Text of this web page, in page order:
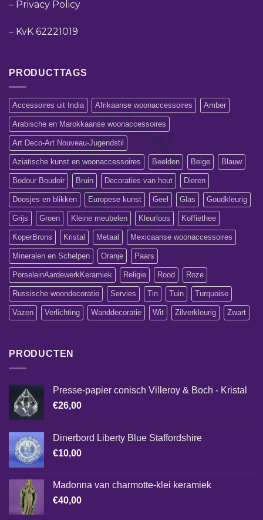
– Privacy Policy
– KvK 62221019
PRODUCTTAGS
Accessoires uit India Afrikaanse woonaccessoires Amber
Arabische en Marokkaanse woonaccessoires
Art Deco-Art Nouveau-Jugendstil
Aziatische kunst en woonaccessoires Beelden Beige Blauw
Bodour Boudoir Bruin Decoraties van hout Dieren
Doosjes en blikken Europese kunst Geel Glas Goudkleurig
Grijs Groen Kleine meubelen Kleurloos Koffiethee
KoperBrons Kristal Metaal Mexicaanse woonaccessoires
Mineralen en Schelpen Oranje Paars
PorseleinAardewerkKeramiek Religie Rood Roze
Russische woondecoratie Servies Tin Tuin Turquoise
Vazen Verlichting Wanddecoratie Wit Zilverkleurig Zwart
PRODUCTEN
Presse-papier conisch Villeroy & Boch - Kristal
€26,00
Dinerbord Liberty Blue Staffordshire
€10,00
Madonna van charmotte-klei keramiek
€40,00